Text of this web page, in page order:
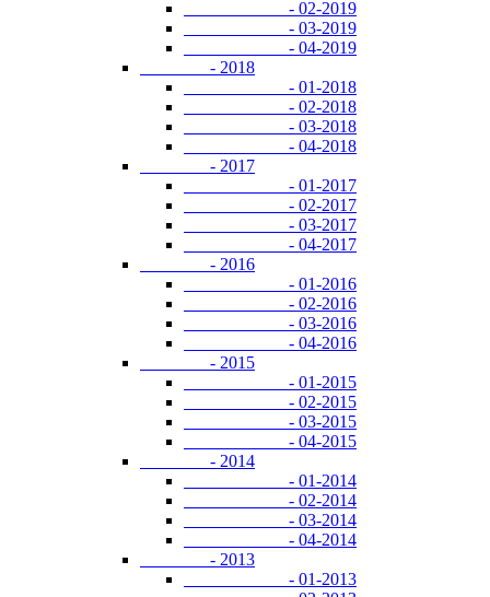
- 02-2019
- 03-2019
- 04-2019
- 2018
- 01-2018
- 02-2018
- 03-2018
- 04-2018
- 2017
- 01-2017
- 02-2017
- 03-2017
- 04-2017
- 2016
- 01-2016
- 02-2016
- 03-2016
- 04-2016
- 2015
- 01-2015
- 02-2015
- 03-2015
- 04-2015
- 2014
- 01-2014
- 02-2014
- 03-2014
- 04-2014
- 2013
- 01-2013